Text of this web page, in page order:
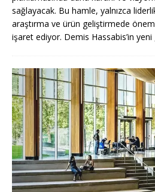
sağlayacak. Bu hamle, yalnızca
araştırma ve ürün geliştirmede
işaret ediyor. Demis Hassabis’in